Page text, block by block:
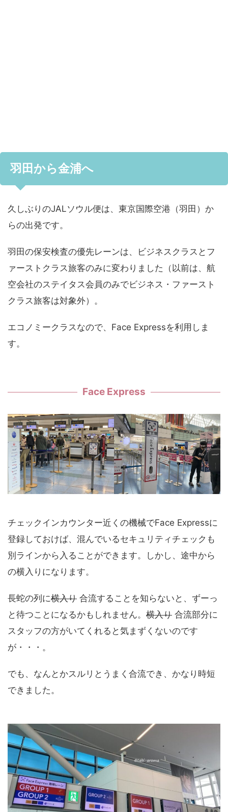
羽田から金浦へ
久しぶりのJALソウル便は、東京国際空港（羽田）か
らの出発です。
羽田の保安検査の優先レーンは、ビジネスクラスとフ
ァーストクラス旅客のみに変わりました（以前は、航
空会社のステイタス会員のみでビジネス・ファースト
クラス旅客は対象外）。
エコノミークラスなので、Face Expressを利用しま
す。
Face Express
チェックインカウンター近くの機械でFace Expressに
登録しておけば、混んでいるセキュリティチェックも
別ラインから入ることができます。しかし、途中から
の横入りになります。
長蛇の列に横入り 合流することを知らないと、ずーっ
と待つことになるかもしれません。 横入り 合流部分に
スタッフの方がいてくれると気まずくないのです
が・・・。
でも、なんとかスルリとうまく合流でき、かなり時短
できました。